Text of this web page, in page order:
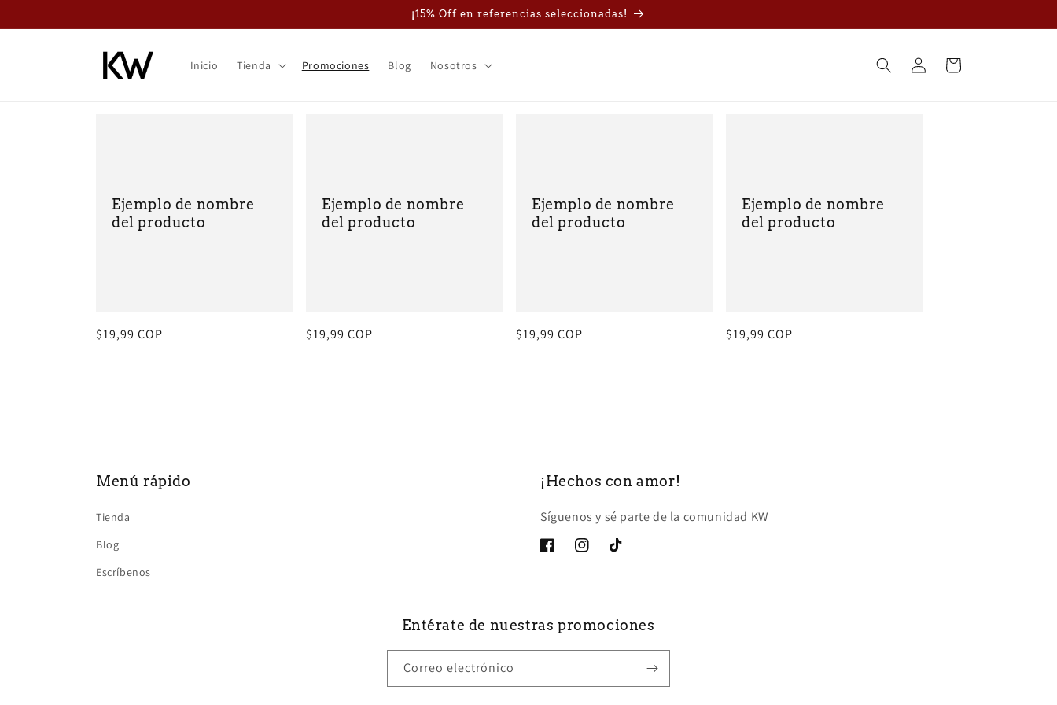
al contenido
¡15% Off en referencias seleccionadas!
Inicio Tienda Promociones Blog Nosotros
Iniciar
sesión
Carrito
Ejemplo de nombre
del producto
Precio
$19,99 COP
Ejemplo de nombre
del producto
Precio
$19,99 COP
Ejemplo de nombre
del producto
Precio
$19,99 COP
Ejemplo de nombre
del producto
Precio
$19,99 COP
Menú rápido
Tienda
Blog
Escríbenos
¡Hechos con amor!
Síguenos y sé parte de la comunidad KW
FacebookInstagramTikTok
Entérate de nuestras promociones
Correo electrónico